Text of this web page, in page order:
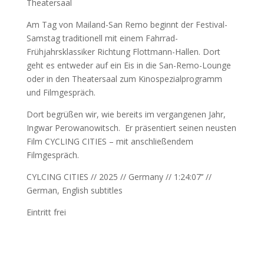
Theatersaal
Am Tag von Mailand-San Remo beginnt der Festival-
Samstag traditionell mit einem Fahrrad-
Frühjahrsklassiker Richtung Flottmann-Hallen. Dort
geht es entweder auf ein Eis in die San-Remo-Lounge
oder in den Theatersaal zum Kinospezialprogramm
und Filmgespräch.
Dort begrüßen wir, wie bereits im vergangenen Jahr,
Ingwar Perowanowitsch. Er präsentiert seinen neusten
Film CYCLING CITIES – mit anschließendem
Filmgespräch.
CYLCING CITIES // 2025 // Germany // 1:24:07’’ //
German, English subtitles
Eintritt frei